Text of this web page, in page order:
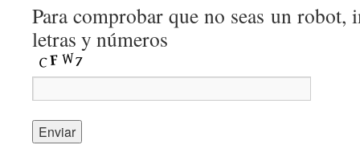
Para comprobar que no seas un robot,
letras y números